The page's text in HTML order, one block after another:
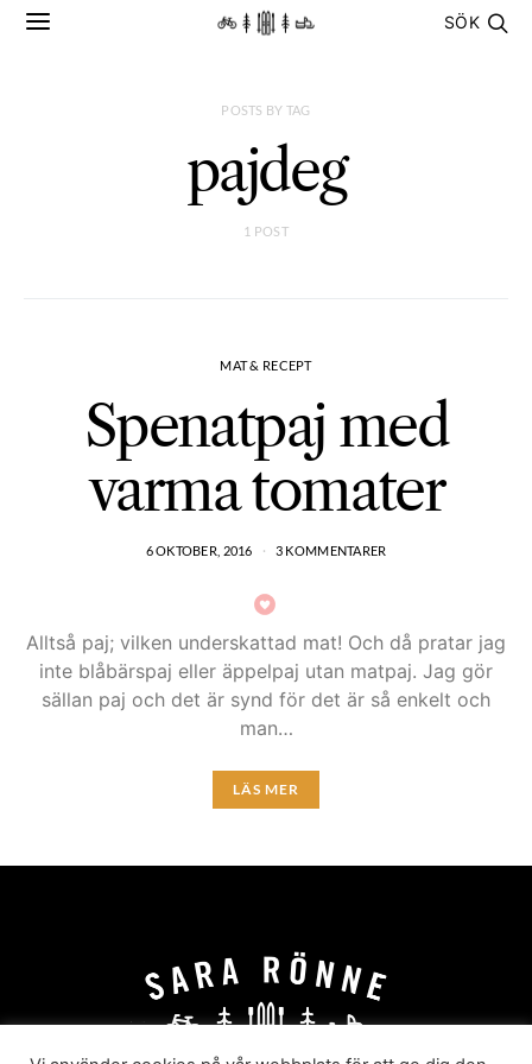
SÖK
POSTS BY TAG
pajdeg
1 POST
MAT & RECEPT
Spenatpaj med
varma tomater
6 OKTOBER, 2016 3 KOMMENTARER
Alltså paj; vilken underskattad mat! Och då pratar jag
inte blåbärspaj eller äppelpaj utan matpaj. Jag gör
sällan paj och det är synd för det är så enkelt och
man…
LÄS MER